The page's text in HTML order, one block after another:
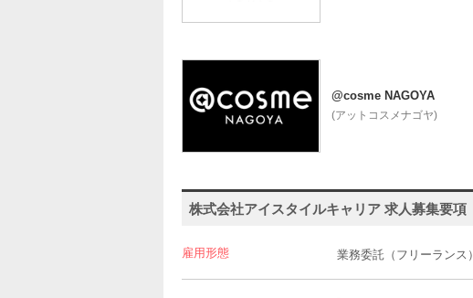
@cosme NAGOYA
(アットコスメナゴヤ)
株式会社アイスタイルキャリア 求人募集要項
雇用形態 業務委託（フリーランス）